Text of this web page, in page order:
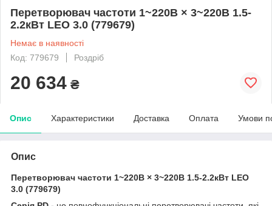
Перетворювач частоти 1~220В × 3~220В 1.5-
2.2кВт LEO 3.0 (779679)
Немає в наявності
Код: 779679
Роздріб
20 634 ₴
Опис Характеристики Доставка Оплата Умови
Опис
Перетворювач частоти 1~220В × 3~220В 1.5-2.2кВт LEO
3.0 (779679)